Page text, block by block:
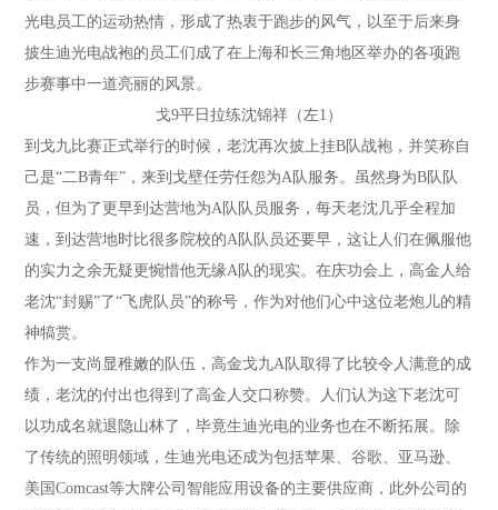
光电员工的运动热情，形成了热衷于跑步的风气，以至于后来身
披生迪光电战袍的员工们成了在上海和长三角地区举办的各项跑
步赛事中一道亮丽的风景。
戈9平日拉练沈锦祥（左1）
到戈九比赛正式举行的时候，老沈再次披上挂B队战袍，并笑称自
己是“二B青年”，来到戈壁任劳任怨为A队服务。虽然身为B队队
员，但为了更早到达营地为A队队员服务，每天老沈几乎全程加
速，到达营地时比很多院校的A队队员还要早，这让人们在佩服他
的实力之余无疑更惋惜他无缘A队的现实。在庆功会上，高金人给
老沈“封赐”了“飞虎队员”的称号，作为对他们心中这位老炮儿的精
神犒赏。
作为一支尚显稚嫩的队伍，高金戈九A队取得了比较令人满意的成
绩，老沈的付出也得到了高金人交口称赞。人们认为这下老沈可
以功成名就退隐山林了，毕竟生迪光电的业务也在不断拓展。除
了传统的照明领域，生迪光电还成为包括苹果、谷歌、亚马逊、
美国Comcast等大牌公司智能应用设备的主要供应商，此外公司的